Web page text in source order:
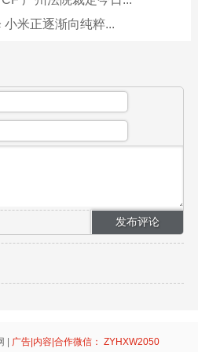
米正逐渐向纯粹...
| 广告|内容|合作微信： ZYHXW2050